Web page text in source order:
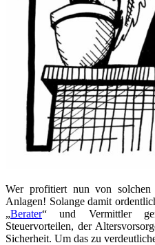
Wer profitiert nun von
Anlagen! Solange damit
„Berater“ und Vermittler
Steuervorteilen, der
Sicherheit. Um das zu